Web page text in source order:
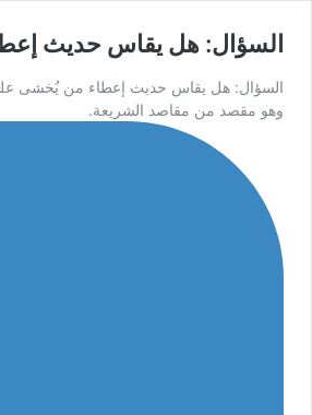
السؤال: هل يقاس حديث
السؤال: هل يقاس حديث إعطاء من يُخشى
وهو مقصد من مقاصد الشريعة.